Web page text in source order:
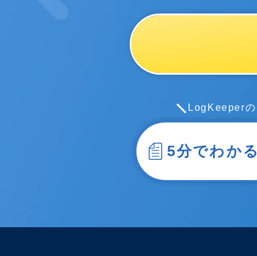
LogKeeperの
5分でわか